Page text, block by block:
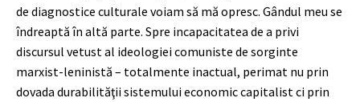
de diagnostice culturale voiam să mă opresc. Gândul meu se
îndreaptă în altă parte. Spre incapacitatea de a privi
discursul vetust al ideologiei comuniste de sorginte
marxist-leninistă – totalmente inactual, perimat nu prin
dovada durabilităţii sistemului economic capitalist ci prin